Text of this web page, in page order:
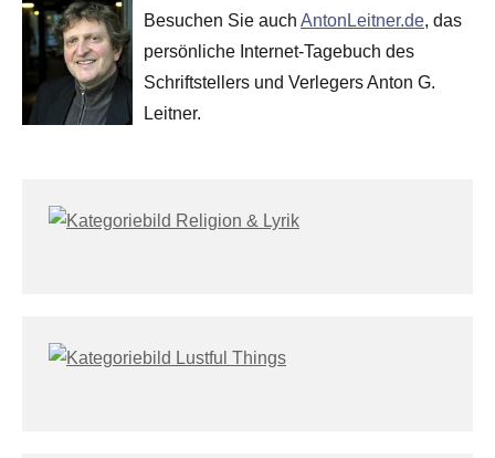
Besuchen Sie auch AntonLeitner.de, das
persönliche Internet-Tagebuch des
Schriftstellers und Verlegers Anton G.
Leitner.